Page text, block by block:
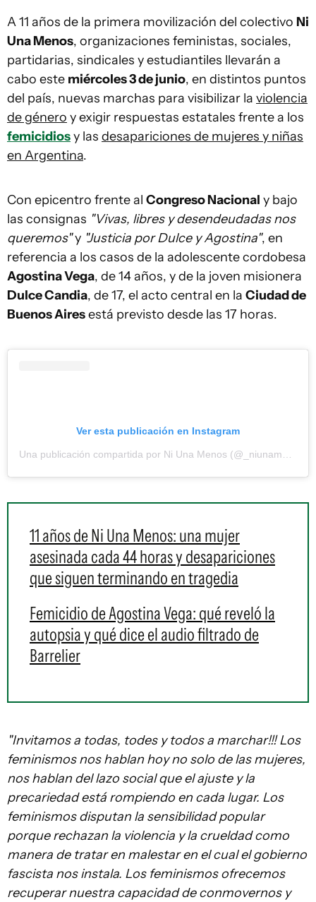
A 11 años de la primera movilización del colectivo Ni
Una Menos, organizaciones feministas, sociales,
partidarias, sindicales y estudiantiles llevarán a
cabo este miércoles 3 de junio, en distintos puntos
del país, nuevas marchas para visibilizar la violencia
de género y exigir respuestas estatales frente a los
femicidiosy las desapariciones de mujeres y niñas
en Argentina.
Con epicentro frente al Congreso Nacional y bajo
las consignas "Vivas, libres y desendeudadas nos
queremos"y "Justicia por Dulce y Agostina", en
referencia a los casos de la adolescente cordobesa
Agostina Vega, de 14 años, y de la joven misionera
Dulce Candia, de 17, el acto central en la Ciudad de
Buenos Airesestá previsto desde las 17 horas.
Ver esta publicación en Instagram
11 años de Ni Una Menos: una mujer
asesinada cada 44 horas y desapariciones
que siguen terminando en tragedia
Femicidio de Agostina Vega: qué reveló la
autopsia y qué dice el audio filtrado de
Barrelier
"Invitamos a todas, todes y todos a marchar!!! Los
feminismos nos hablan hoy no solo de las mujeres,
nos hablan del lazo social que el ajuste y la
precariedad está rompiendo en cada lugar. Los
feminismos disputan la sensibilidad popular
porque rechazan la violencia y la crueldad como
manera de tratar en malestar en el cual el gobierno
fascista nos instala. Los feminismos ofrecemos
recuperar nuestra capacidad de conmovernos y